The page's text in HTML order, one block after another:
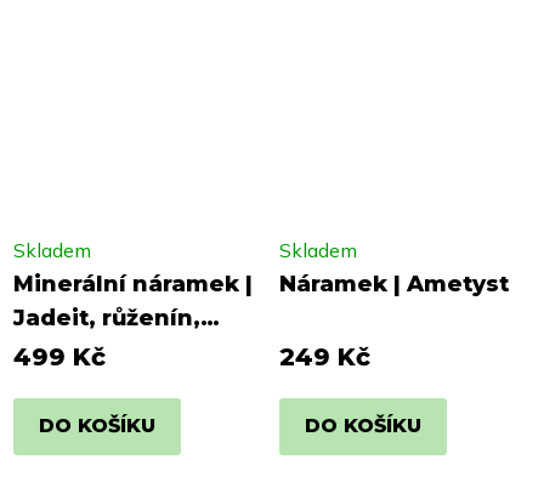
Minerální náramek |
Jadeit, růženín,
rodochrozit
Skladem
499 Kč
DO KOŠÍKU
Náramek | Ametyst
Skladem
249 Kč
DO KOŠÍKU